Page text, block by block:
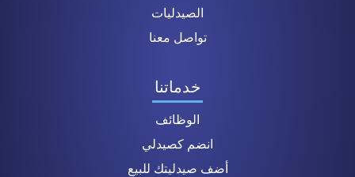
الصيدليات
تواصل معنا
خدماتنا
الوظائف
انضم كصيدلي
أضف صيدليتك للبيع